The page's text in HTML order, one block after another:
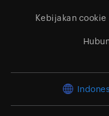
Kebijakan cookie